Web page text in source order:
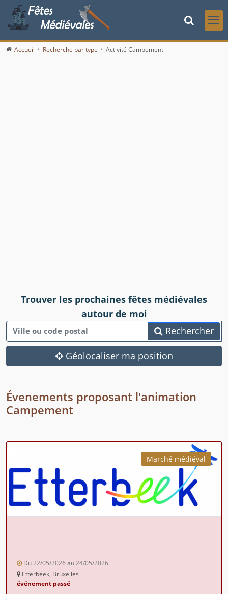
Accueil Recherche par type Activité Campement
Trouver les prochaines fêtes médiévales
autour de moi
Rechercher
Géolocaliser ma position
Évenements proposant l'animation
Campement
Marché médiéval
Du 22/05/2026 au 24/05/2026
Etterbeek, Bruxelles
événement passé